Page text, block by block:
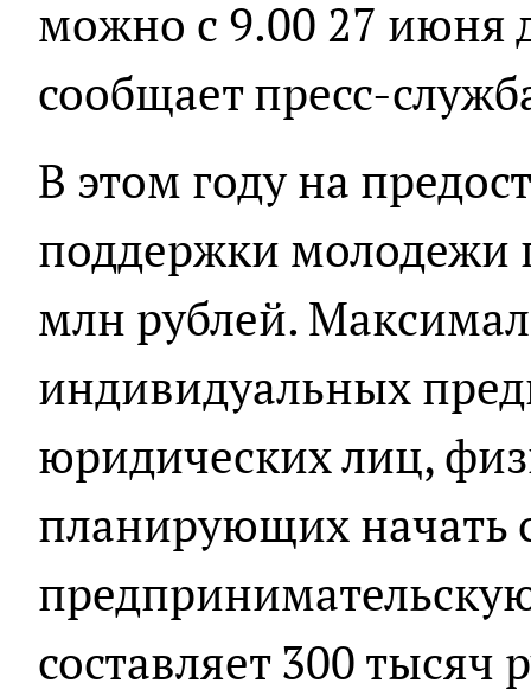
можно с 9.00 27 июня
сообщает пресс-
В этом году на
поддержки молодежи
млн рублей.
индивидуальных
юридических лиц,
планирующих начать
составляет 300 тысяч